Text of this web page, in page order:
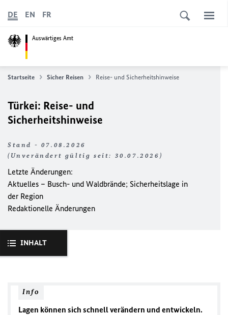
Auswärtiges Amt
DE EN FR
Startseite Sicher Reisen Reise- und Sicherheitshinweise
Türkei: Reise- und
Sicherheitshinweise
Stand - 07.08.2026
(Unverändert gültig seit: 30.07.2026)
Letzte Änderungen:
Aktuelles – Busch- und Waldbrände; Sicherheitslage in
der Region
Redaktionelle Änderungen
INHALT
Info
Lagen können sich schnell verändern und entwickeln.